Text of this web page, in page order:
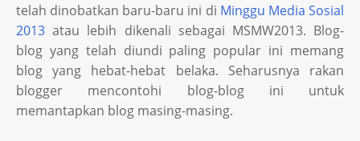
telah dinobatkan baru-baru ini di Minggu Media Sosial
2013 atau lebih dikenali sebagai MSMW2013. Blog-
blog yang telah diundi paling popular ini memang
blog yang hebat-hebat belaka. Seharusnya rakan
blogger mencontohi blog-blog ini untuk
memantapkan blog masing-masing.